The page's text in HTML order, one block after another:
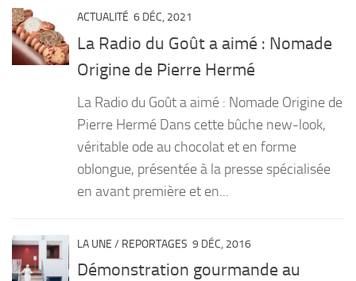
PORTRAITS
LIVRES
Entrées
Desserts
ACTUALITÉ 6 DÉC, 2021
La Radio du Goût a aimé : Nomade
Origine de Pierre Hermé
La Radio du Goût a aimé : Nomade Origine de
Pierre Hermé Dans cette bûche new-look,
véritable ode au chocolat et en forme
oblongue, présentée à la presse spécialisée
en avant première et en...
LA UNE / REPORTAGES 9 DÉC, 2016
Démonstration gourmande au